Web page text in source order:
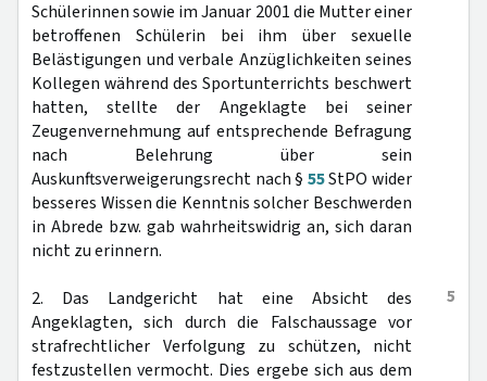
Schülerinnen sowie im Januar 2001 die Mutter einer
betroffenen Schülerin bei ihm über sexuelle
Belästigungen und verbale Anzüglichkeiten seines
Kollegen während des Sportunterrichts beschwert
hatten, stellte der Angeklagte bei seiner
Zeugenvernehmung auf entsprechende Befragung
nach Belehrung über sein
Auskunftsverweigerungsrecht nach § 55StPO wider
besseres Wissen die Kenntnis solcher Beschwerden
in Abrede bzw. gab wahrheitswidrig an, sich daran
nicht zu erinnern.
5
2. Das Landgericht hat eine Absicht des
Angeklagten, sich durch die Falschaussage vor
strafrechtlicher Verfolgung zu schützen, nicht
festzustellen vermocht. Dies ergebe sich aus dem